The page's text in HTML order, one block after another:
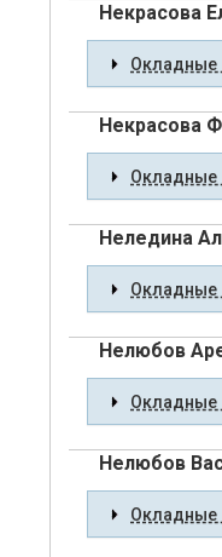
Некрасова
Окладные
Некрасова
Окладные
Неледина
Окладные
Нелюбов
Окладные
Нелюбов
Окладные